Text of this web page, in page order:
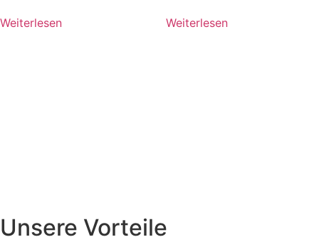
Weiterlesen Weiterlesen
Unsere Vorteile